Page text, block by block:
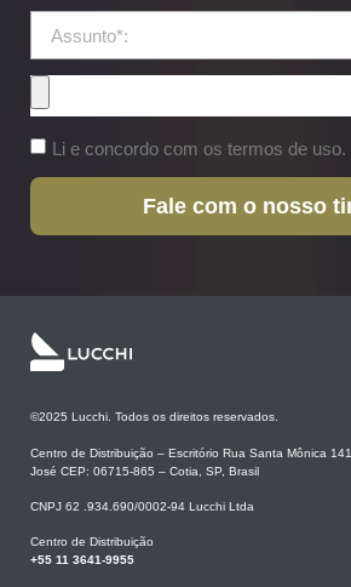
Li e concordo com os termos de uso.
Fale com o nosso
©2025 Lucchi. Todos os direitos reservados.
Centro de Distribuição – Escritório Rua Santa Mônica
José CEP: 06715-865 – Cotia, SP, Brasil
CNPJ 62 .934.690/0002-94 Lucchi Ltda
Centro de Distribuição
+55 11 3641-9955